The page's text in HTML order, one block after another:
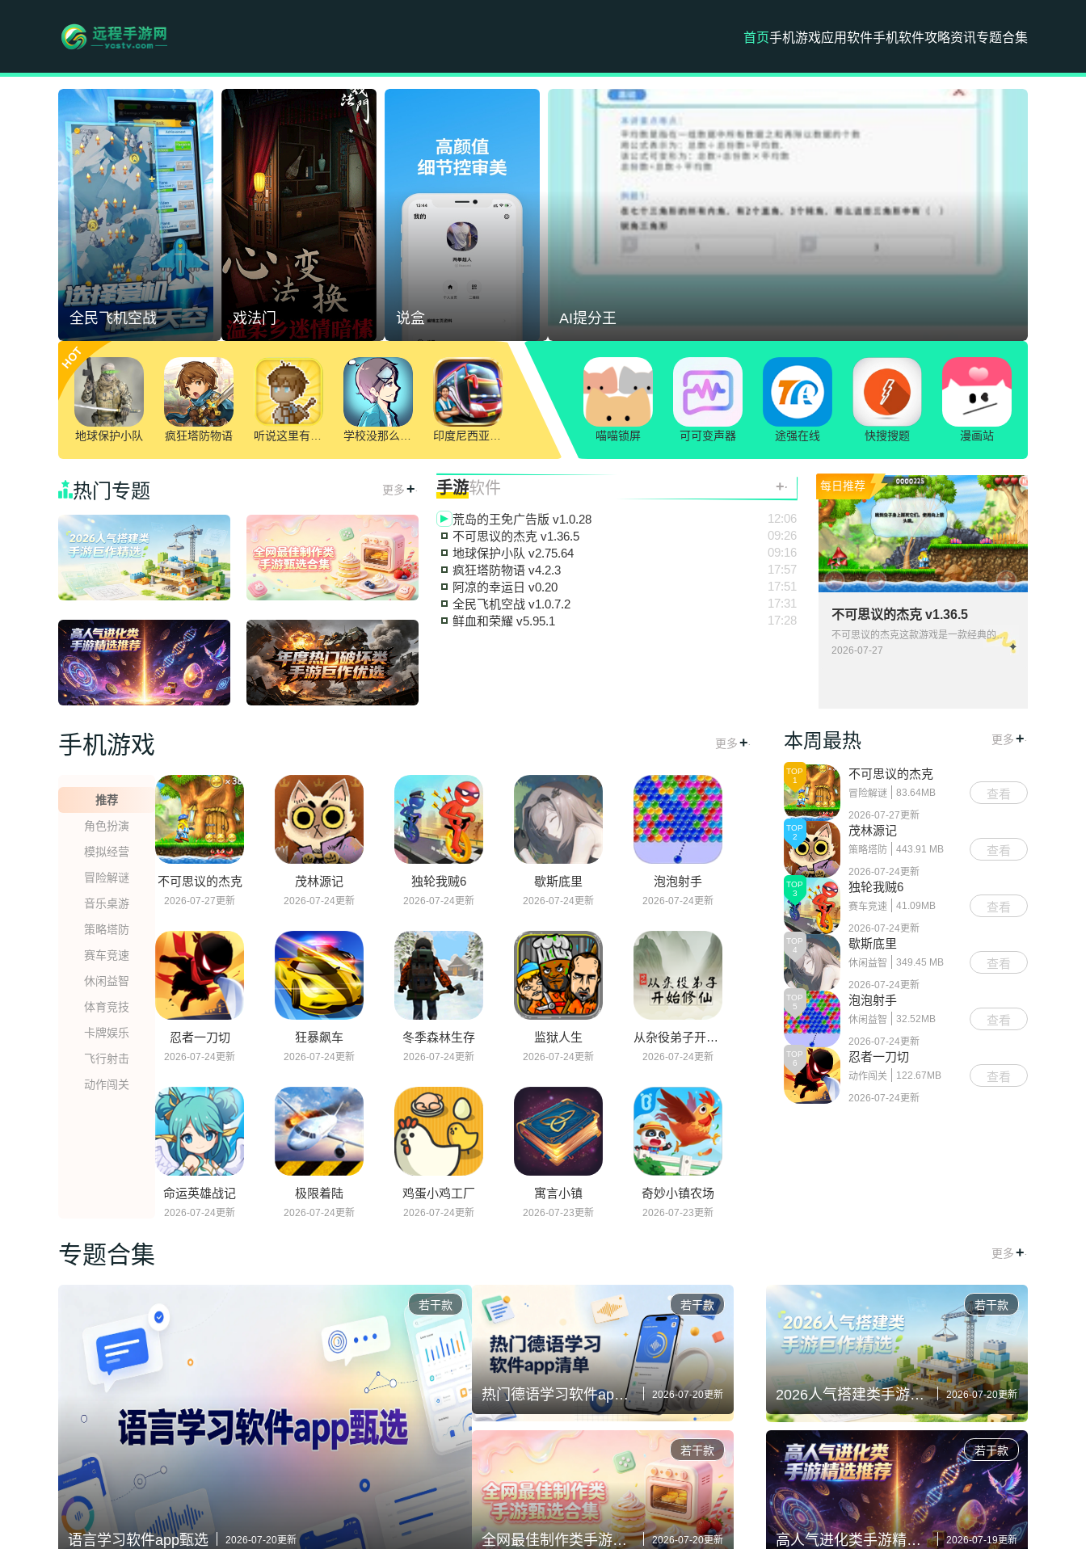
首页手机游戏应用软件手机软件攻略资讯专题合集
全民飞机空战 戏法门 说盒 AI提分王
HOT
地球保护小队 疯狂塔防物语 喵喵锁屏 可可变声器 途强在线 快搜搜题 漫画站
热门专题 更多 + 手游软件 +.
荒岛的王免广告版 v1.0.28
12:06
不可思议的杰克 v1.36.5
09:26
地球保护小队 v2.75.64
09:16
疯狂塔防物语 v4.2.3
17:57
阿凉的幸运日 v0.20
17:51
全民飞机空战 v1.0.7.2
17:31
鲜血和荣耀 v5.95.1
17:28
每日推荐
不可思议的杰克 v1.36.5
不可思议的杰克这款游戏是一款经典的冒险闯关类手游，游戏的画面精美，背景音乐渲染的氛围恰到好处，在玩法
2026-07-27
手机游戏 更多+
推荐
角色扮演
模拟经营
冒险解谜
音乐桌游
策略塔防
赛车竞速
休闲益智
体育竞技
卡牌娱乐
飞行射击
动作闯关
不可思议的杰克
2026-07-27更新
茂林源记
2026-07-24更新
独轮我贼6
2026-07-24更新
歇斯底里
2026-07-24更新
泡泡射手
2026-07-24更新
忍者一刀切
2026-07-24更新
狂暴飙车
2026-07-24更新
冬季森林生存
2026-07-24更新
监狱人生
2026-07-24更新
从杂役弟子开始修仙
2026-07-24更新
命运英雄战记
2026-07-24更新
极限着陆
2026-07-24更新
鸡蛋小鸡工厂
2026-07-24更新
寓言小镇
2026-07-23更新
奇妙小镇农场
2026-07-23更新
本周最热 更多+
TOP
1
不可思议的杰克
冒险解谜 83.64MB
2026-07-27更新
查看
TOP
2
茂林源记
策略塔防 443.91 MB
2026-07-24更新
查看
TOP
3
独轮我贼6
赛车竞速 41.09MB
2026-07-24更新
查看
TOP
4
歇斯底里
休闲益智 349.45 MB
2026-07-24更新
查看
TOP
5
泡泡射手
休闲益智 32.52MB
2026-07-24更新
查看
TOP
6
忍者一刀切
动作闯关 122.67MB
2026-07-24更新
查看
专题合集 更多+
若干款
语言学习软件app甄选 2026-07-20更新
若干款
热门德语学习软件app清单 2026-07-20更新
若干款
2026人气搭建类手游巨作精选 2026-07-20更新
若干款
全网最佳制作类手游甄选合集 2026-07-20更新
若干款
高人气进化类手游精选推荐 2026-07-19更新